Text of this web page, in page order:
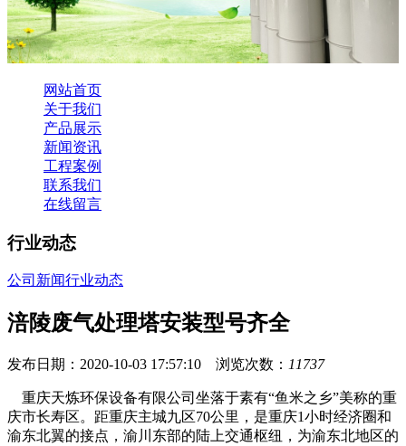
网站首页
关于我们
产品展示
新闻资讯
工程案例
联系我们
在线留言
行业动态
公司新闻行业动态
涪陵废气处理塔安装型号齐全
发布日期：2020-10-03 17:57:10 浏览次数： 11737
重庆天炼环保设备有限公司坐落于素有“鱼米之乡”美称的重
庆市长寿区。距重庆主城九区70公里，是重庆1小时经济圈和
渝东北翼的接点，渝川东部的陆上交通枢纽，为渝东北地区的